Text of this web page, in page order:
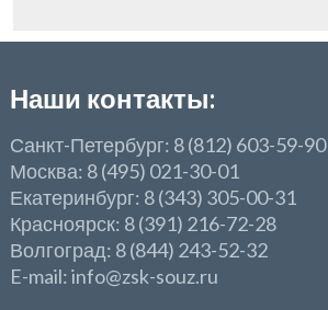
Наши контакты:
Санкт-Петербург: 8 (812) 603-59-90
Москва: 8 (495) 021-30-01
Екатеринбург: 8 (343) 305-00-31
Красноярск: 8 (391) 216-72-28
Волгоград: 8 (844) 243-52-32
E-mail: info@zsk-souz.ru